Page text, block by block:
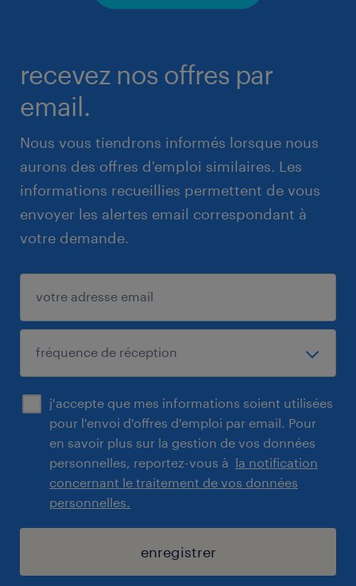
recevez nos offres par
email.
Nous vous tiendrons informés lorsque nous
aurons des offres d'emploi similaires. Les
informations recueillies permettent de vous
envoyer les alertes email correspondant à
votre demande.
j'accepte que mes informations soient utilisées
pour l'envoi d'offres d'emploi par email. Pour
en savoir plus sur la gestion de vos données
personnelles, reportez-vous à la notification
concernant le traitement de vos données
personnelles.
enregistrer